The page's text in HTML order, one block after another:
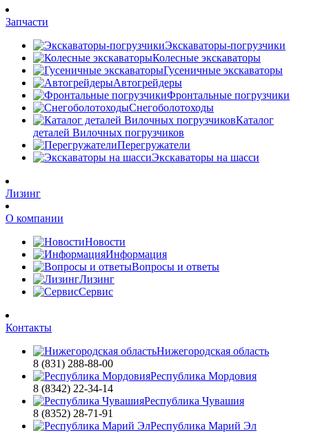
Запчасти
Экскаваторы-погрузчики
Колесные экскаваторы
Гусеничные экскаваторы
Автогрейдеры
Фронтальные погрузчики
Снегоболотоходы
Каталог
деталей Вилочных погрузчиков
Перегружатели
Экскаваторы на шасси
Лизинг
О компании
Новости
Информация
Вопросы и ответы
Лизинг
Сервис
Контакты
Нижегородская область
8 (831) 288-88-00
Республика Мордовия
8 (8342) 22-34-14
Республика Чувашия
8 (8352) 28-71-91
Республика Марий Эл